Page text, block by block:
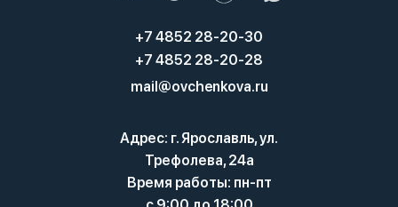
+7 4852 28-20-30
+7 4852 28-20-28
mail@ovchenkova.ru
Адрес: г. Ярославль, ул.
Трефолева, 24а
Время работы: пн-пт